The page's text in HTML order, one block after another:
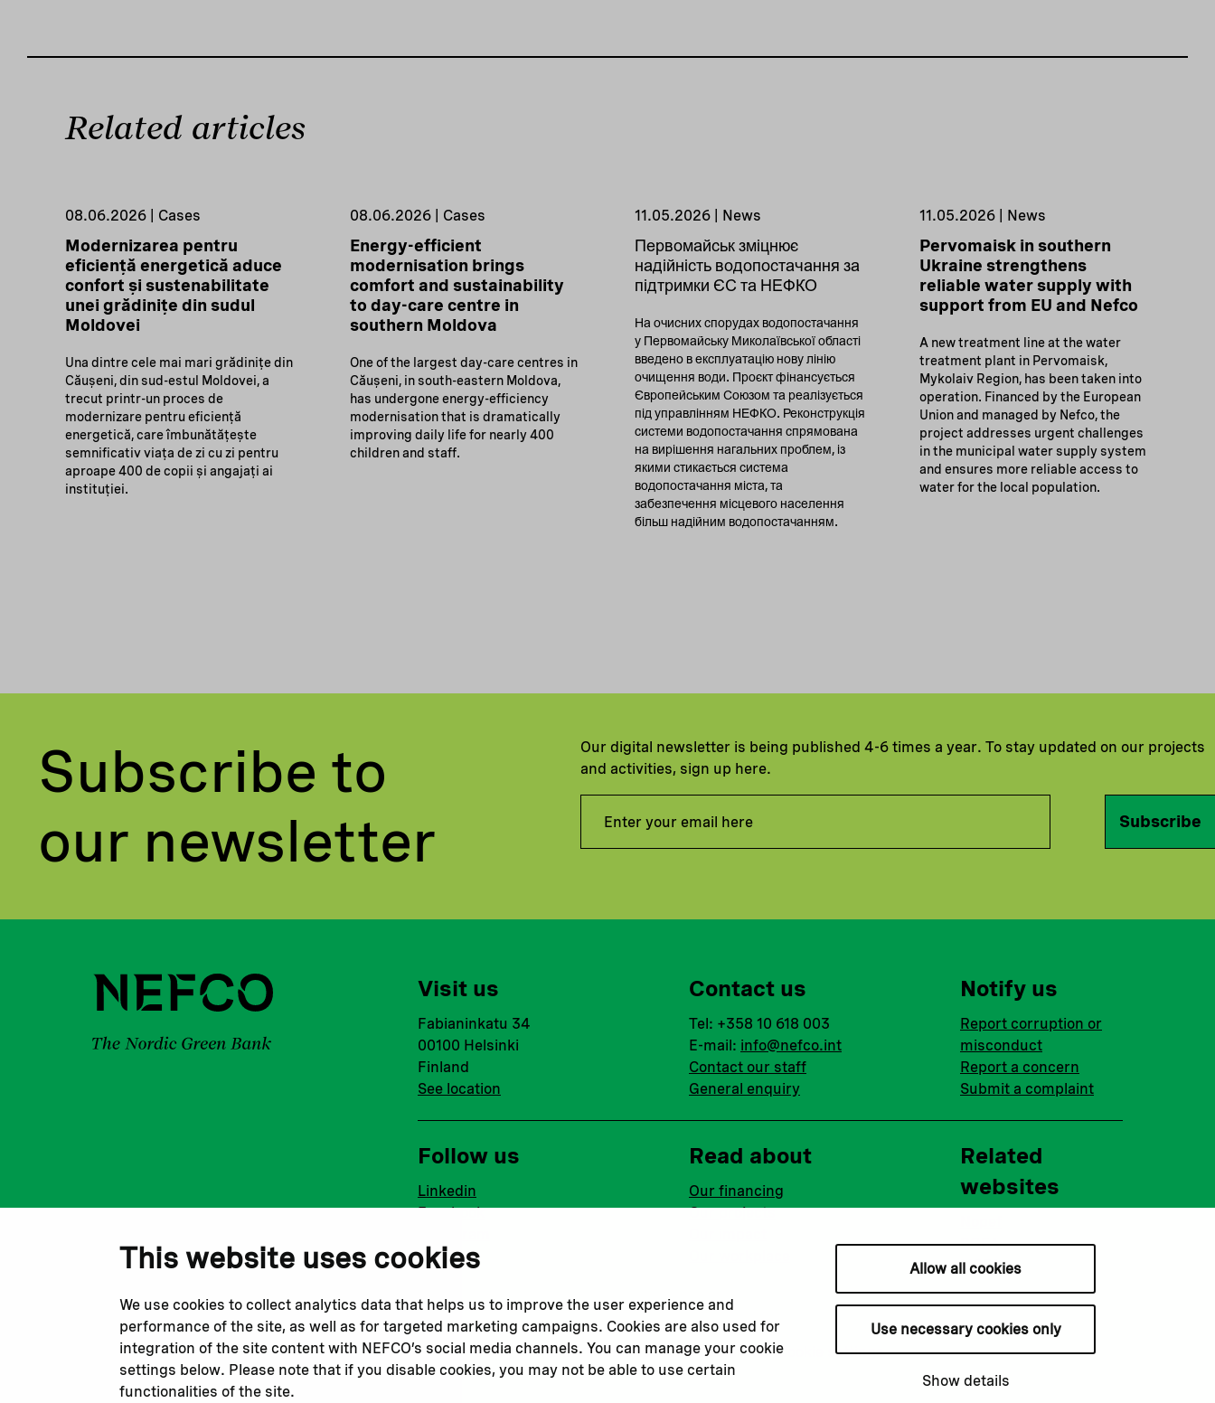
This website uses cookies
We use cookies to collect analytics data that helps us to improve the user experience and
performance of the site, as well as for targeted marketing campaigns. Cookies are also used for
integration of the site content with NEFCO’s social media channels. You can manage your cookie
settings below. Please note that if you disable cookies, you may not be able to use certain
functionalities of the site.
Allow all cookies
Use necessary cookies only
Show details
Related articles
08.06.2026 | Cases
Modernizarea pentru
eficiență energetică aduce
confort și sustenabilitate
unei grădinițe din sudul
Moldovei
Una dintre cele mai mari grădinițe din
Căușeni, din sud-estul Moldovei, a
trecut printr-un proces de
modernizare pentru eficiență
energetică, care îmbunătățește
semnificativ viața de zi cu zi pentru
aproape 400 de copii și angajați ai
instituției.
08.06.2026 | Cases
Energy-efficient
modernisation brings
comfort and sustainability
to day-care centre in
southern Moldova
One of the largest day-care centres in
Căușeni, in south-eastern Moldova,
has undergone energy-efficiency
modernisation that is dramatically
improving daily life for nearly 400
children and staff.
11.05.2026 | News
Первомайськ зміцнює
надійність водопостачання за
підтримки ЄС та НЕФКО
На очисних спорудах водопостачання
у Первомайську Миколаївської області
введено в експлуатацію нову лінію
очищення води. Проєкт фінансується
Європейським Союзом та реалізується
під управлінням НЕФКО. Реконструкція
системи водопостачання спрямована
на вирішення нагальних проблем, із
якими стикається система
водопостачання міста, та
забезпечення місцевого населення
більш надійним водопостачанням.
11.05.2026 | News
Pervomaisk in southern
Ukraine strengthens
reliable water supply with
support from EU and Nefco
A new treatment line at the water
treatment plant in Pervomaisk,
Mykolaiv Region, has been taken into
operation. Financed by the European
Union and managed by Nefco, the
project addresses urgent challenges
in the municipal water supply system
and ensures more reliable access to
water for the local population.
Subscribe to
our newsletter
Our digital newsletter is being published 4-6 times a year. To stay updated on our projects
and activities, sign up here.
Subscribe
Visit us
Fabianinkatu 34
00100 Helsinki
Finland
See location
Contact us
Tel: +358 10 618 003
E-mail: info@nefco.int
Contact our staff
General enquiry
Notify us
Report corruption or
misconduct
Report a concern
Submit a complaint
Follow us
Linkedin
Facebook
Youtube
Read about
Our financing
Our projects
Related
websites
BGFA
MCFA
Privacy policy Terms & conditionsCookie declarationCookie settings